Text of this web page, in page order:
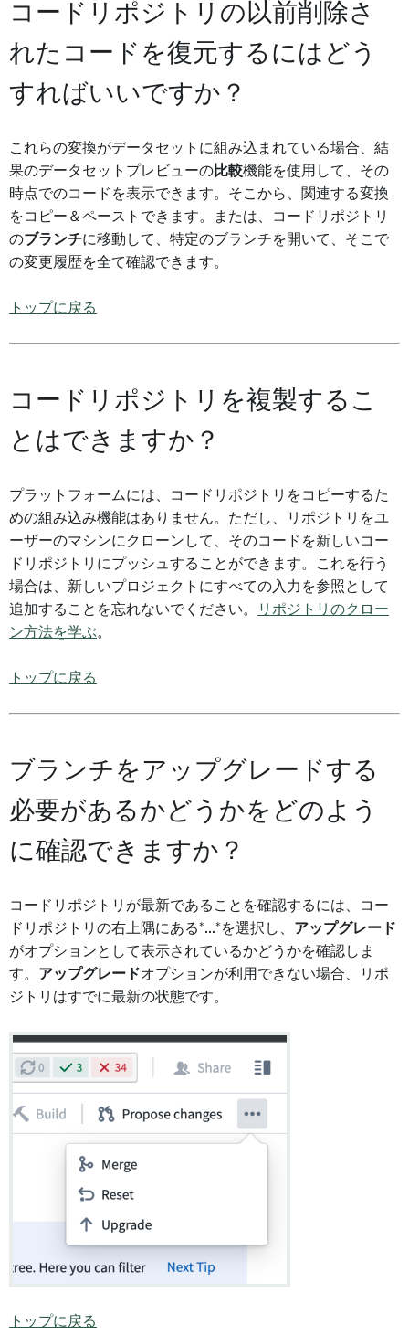
コードリポジトリの以前削除さ
れたコードを復元するにはどう
すればいいですか？
これらの変換がデータセットに組み込まれている場合、結
果のデータセットプレビューの比較機能を使用して、その
時点でのコードを表示できます。そこから、関連する変換
をコピー＆ペーストできます。または、コードリポジトリ
のブランチに移動して、特定のブランチを開いて、そこで
の変更履歴を全て確認できます。
トップに戻る
コードリポジトリを複製するこ
とはできますか？
プラットフォームには、コードリポジトリをコピーするた
めの組み込み機能はありません。ただし、リポジトリをユ
ーザーのマシンにクローンして、そのコードを新しいコー
ドリポジトリにプッシュすることができます。これを行う
場合は、新しいプロジェクトにすべての入力を参照として
追加することを忘れないでください。
リポジトリのクロー
ン方法を学ぶ。
トップに戻る
ブランチをアップグレードする
必要があるかどうかをどのよう
に確認できますか？
コードリポジトリが最新であることを確認するには、コー
ドリポジトリの右上隅にある*...*を選択し、 アップグレード
がオプションとして表示されているかどうかを確認しま
す。 アップグレードオプションが利用できない場合、リポ
ジトリはすでに最新の状態です。
トップに戻る